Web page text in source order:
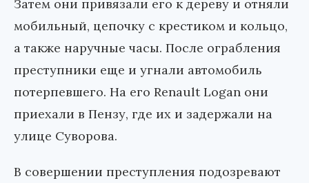
Затем они привязали его к дереву и отняли
мобильный, цепочку с крестиком и кольцо,
а также наручные часы. После ограбления
преступники еще и угнали автомобиль
потерпевшего. На его Renault Logan они
приехали в Пензу, где их и задержали на
улице Суворова.
В совершении преступления подозревают